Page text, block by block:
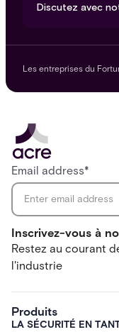
Discutez avec
Les entreprises du
Inscrivez-vous à
Restez au courant
l'industrie
Email address*
Produits
LA SÉCURITÉ EN